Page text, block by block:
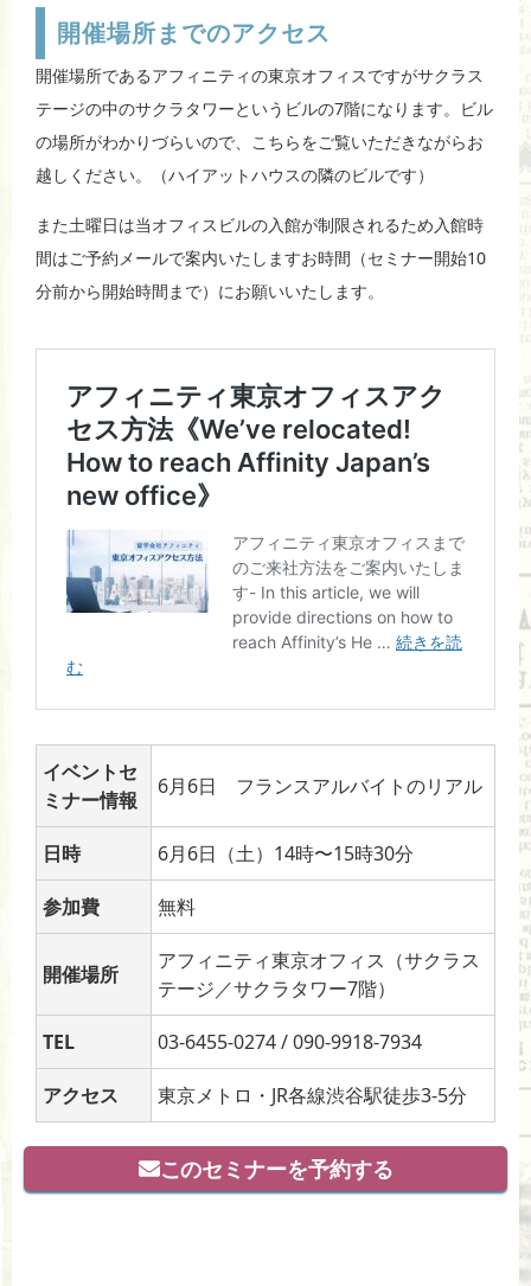
開催場所までのアクセス
開催場所であるアフィニティの東京オフィスですがサクラス
テージの中のサクラタワーというビルの7階になります。ビル
の場所がわかりづらいので、こちらをご覧いただきながらお
越しください。（ハイアットハウスの隣のビルです）
また土曜日は当オフィスビルの入館が制限されるため入館時
間はご予約メールで案内いたしますお時間（セミナー開始10
分前から開始時間まで）にお願いいたします。
イベントセ
ミナー情報
6月6日 フランスアルバイトのリアル
日時 6月6日（土）14時〜15時30分
参加費 無料
開催場所
アフィニティ東京オフィス（サクラス
テージ／サクラタワー7階）
TEL 03-6455-0274 / 090-9918-7934
アクセス 東京メトロ・JR各線渋谷駅徒歩3-5分
このセミナーを予約する